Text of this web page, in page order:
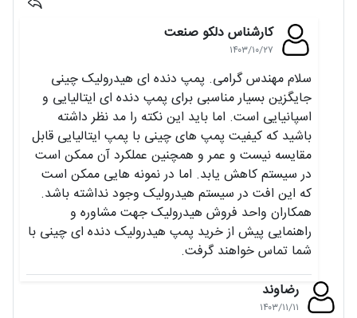
کارشناس دلکو صنعت
۱۴۰۳/۱۰/۲۷
سلام مهندس گرامی. پمپ دنده ای هیدرولیک چینی
جایگزین بسیار مناسبی برای پمپ دنده ای ایتالیایی و
اسپانیایی است. اما باید این نکته را مد نظر داشته
باشید که کیفیت پمپ های چینی با پمپ ایتالیایی قابل
مقایسه نیست و عمر و همچنین عملکرد آن ممکن است
در سیستم کاهش یابد. اما در نمونه هایی ممکن است
که این افت در سیستم هیدرولیک وجود نداشته باشد.
همکاران واحد فروش هیدرولیک جهت مشاوره و
راهنمایی پیش از خرید پمپ هیدرولیک دنده ای چینی با
شما تماس خواهند گرفت.
رضاوند
۱۴۰۳/۱۱/۱۱